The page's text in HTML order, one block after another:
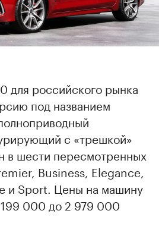
для российского рынка
под названием
с «трешкой»
в шести пересмотренных
Business, Elegance,
и Sport. Цены на машину
000 до 2 979 000